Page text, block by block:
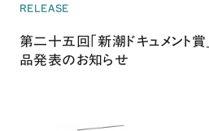
RELEASE
第二十五回「新潮ドキュメント
品発表のお知らせ